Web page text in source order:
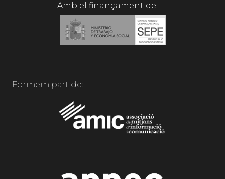
Amb el finançament de:
Formem part de: